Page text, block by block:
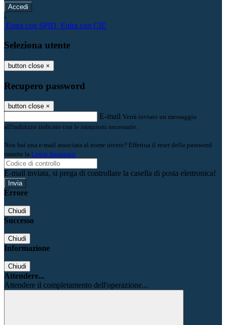
-
Entra con SPID Entra con CIE
Seleziona utente
button close ×
Recupero password
button close ×
E-mail Verrà inviato un messaggio
all'indirizzo indicato con le istruzioni necessarie.
Non hai una e-mail associata al nome utente? Effettua il reset della password
tramite la Login Spaggiari
E-mail inviata, si prega di controllare la casella di posta elettronica!
Errore
Chiudi
Successo
Chiudi
Informazione
Chiudi
Attendere...
Attendere il completamento dell'operazione...